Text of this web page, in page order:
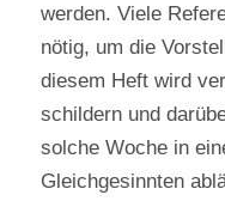
werden. Viele
nötig, um die
diesem Heft wird
schildern und
solche Woche in
Gleichgesinnten